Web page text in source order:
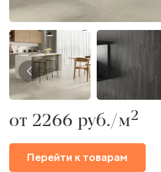
от 2266 руб./м2
Перейти к товарам